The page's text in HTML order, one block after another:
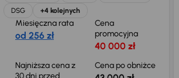
DSG
+4 kolejnych
Miesięczna rata
od 256 zł
Cena
promocyjna
40 000 zł
Najniższa cena z
30 dni przed
Cena po obniżce